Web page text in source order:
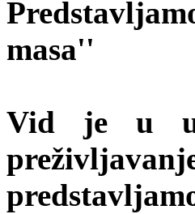
masa''
Vid je u